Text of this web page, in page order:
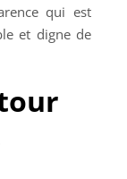
qui est
et digne de